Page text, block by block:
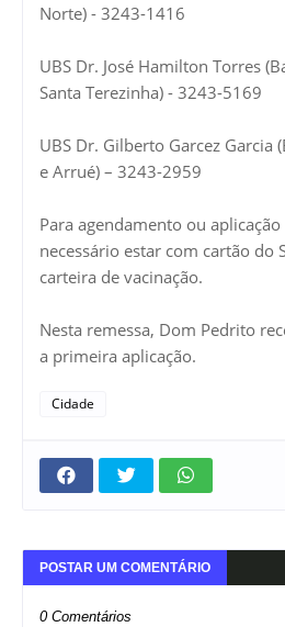
Norte) - 3243-1416
UBS Dr. José Hamilton Torres
Santa Terezinha) - 3243-5169
UBS Dr. Gilberto Garcez Garcia
e Arrué) – 3243-2959
Para agendamento ou
necessário estar com cartão do
carteira de vacinação.
Nesta remessa, Dom Pedrito
a primeira aplicação.
Cidade
POSTAR UM COMENTÁRIO
0 Comentários